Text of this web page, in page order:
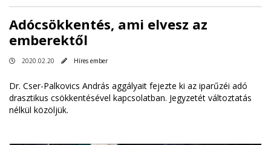
Adócsökkentés, ami elvesz az
emberektől
2020.02.20 Híres ember
Dr. Cser-Palkovics András aggályait fejezte ki az iparűzéi adó
drasztikus csökkentésével kapcsolatban. Jegyzetét változtatás
nélkül közöljük.